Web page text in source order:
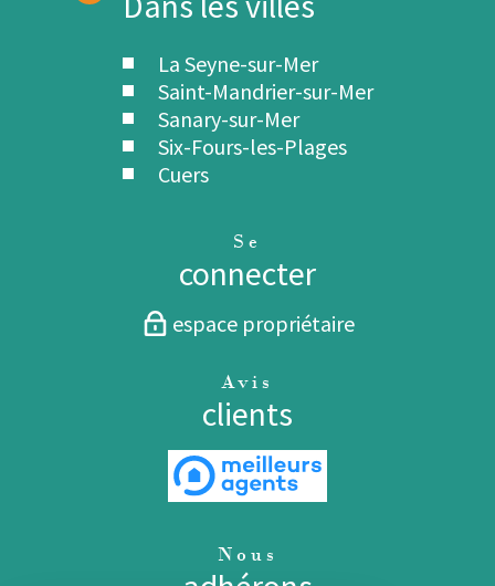
La Seyne-sur-Mer
Saint-Mandrier-sur-Mer
Sanary-sur-Mer
Six-Fours-les-Plages
Cuers
Se
connecter
espace propriétaire
Avis
clients
Nous